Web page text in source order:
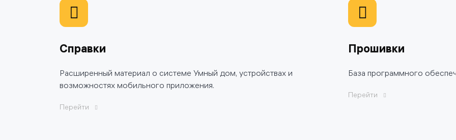
Справки
Расширенный материал о системе Умный дом, устройствах и
возможностях мобильного приложения.
Перейти
Прошивки
База программного
Перейти